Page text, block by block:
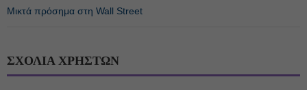
Μικτά πρόσημα στη Wall Street
ΣΧΟΛΙΑ ΧΡΗΣΤΩΝ